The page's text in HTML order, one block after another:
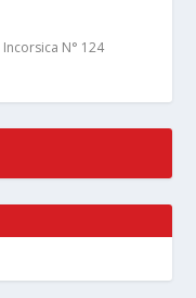
Incorsica N° 124